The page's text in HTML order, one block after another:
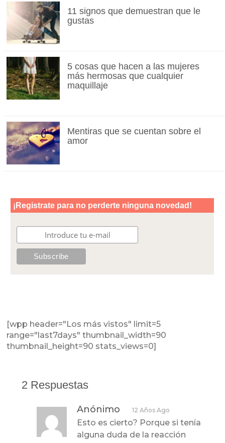
11 signos que demuestran que le
gustas
5 cosas que hacen a las mujeres
más hermosas que cualquier
maquillaje
Mentiras que se cuentan sobre el
amor
[wpp header="Los más vistos" limit=5
range="last7days" thumbnail_width=90
thumbnail_height=90 stats_views=0]
2 Respuestas
Anónimo 12 Años Ago
Esto es cierto? Porque si tenía
alguna duda de la reacción